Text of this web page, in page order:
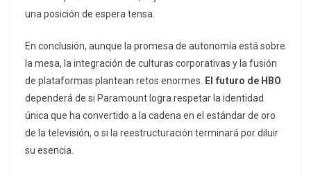
una posición de espera tensa.
En conclusión, aunque la promesa de autonomía está sobre
la mesa, la integración de culturas corporativas y la fusión
de plataformas plantean retos enormes.
El futuro de HBO
dependerá de si Paramount logra respetar la identidad
única que ha convertido a la cadena en el estándar de oro
de la televisión, o si la reestructuración terminará por diluir
su esencia.